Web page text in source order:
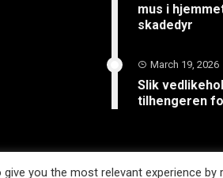
mus i
skadedyr
March 19, 2026
Slik
tilhengeren
you the most relevant experience